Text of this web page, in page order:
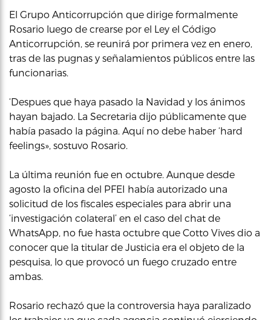
El Grupo Anticorrupción que dirige formalmente
Rosario luego de crearse por el Ley el Código
Anticorrupción, se reunirá por primera vez en enero,
tras de las pugnas y señalamientos públicos entre las
funcionarias.
‘Despues que haya pasado la Navidad y los ánimos
hayan bajado. La Secretaria dijo públicamente que
había pasado la página. Aquí no debe haber ‘hard
feelings», sostuvo Rosario.
La última reunión fue en octubre. Aunque desde
agosto la oficina del PFEI había autorizado una
solicitud de los fiscales especiales para abrir una
‘investigación colateral’ en el caso del chat de
WhatsApp, no fue hasta octubre que Cotto Vives dio a
conocer que la titular de Justicia era el objeto de la
pesquisa, lo que provocó un fuego cruzado entre
ambas.
Rosario rechazó que la controversia haya paralizado